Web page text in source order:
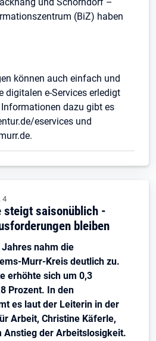
(BiZ) haben
können auch einfach und
digitalen e-Services erledigt
dazu gibt es
eservices und
4
steigt saisonüblich -
bleiben
nahm die
Murr-Kreis deutlich zu.
erhöhte sich um 0,3
Prozent. In den
es laut der Leiterin in der
Arbeit, Christine Käferle,
Anstieg der Arbeitslosigkeit.